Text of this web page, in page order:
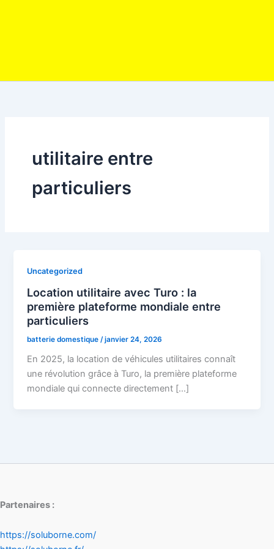
utilitaire entre
particuliers
Uncategorized
Location utilitaire avec Turo : la
première plateforme mondiale entre
particuliers
batterie domestique /janvier 24, 2026
En 2025, la location de véhicules utilitaires connaît
une révolution grâce à Turo, la première plateforme
mondiale qui connecte directement […]
Partenaires :
https://soluborne.com/